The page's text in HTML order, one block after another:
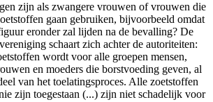
zijn als zwangere vrouwen of vrouwen die
gaan gebruiken, bijvoorbeeld omdat
eronder zal lijden na de bevalling? De
schaart zich achter de autoriteiten:
wordt voor alle groepen mensen,
en moeders die borstvoeding geven, al
van het toelatingsproces. Alle zoetstoffen
zijn toegestaan (...) zijn niet schadelijk voor